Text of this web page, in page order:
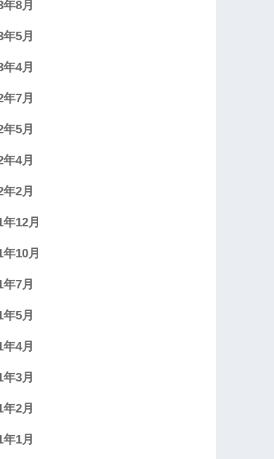
8月
5月
4月
7月
5月
4月
2月
12月
10月
7月
5月
4月
3月
2月
1月